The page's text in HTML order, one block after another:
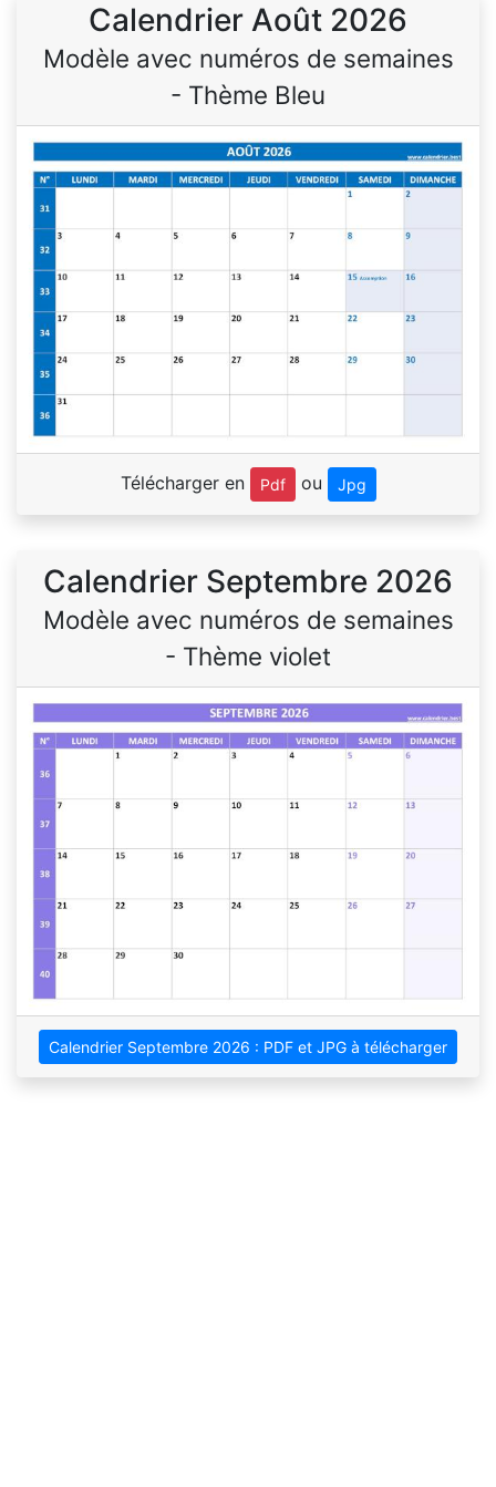
Calendrier Août 2026
Modèle avec numéros de semaines
- Thème Bleu
Télécharger en Pdf ou Jpg
Calendrier Septembre 2026
Modèle avec numéros de semaines
- Thème violet
Calendrier Septembre 2026 : PDF et JPG à télécharger